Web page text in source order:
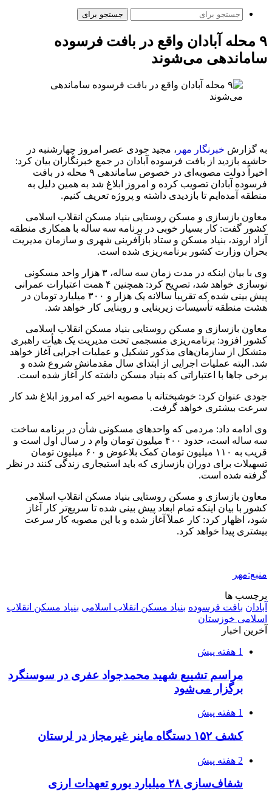
جستجو برای
۹ محله آبادان واقع در بافت فرسوده
ساماندهی می‌شوند
به گزارش خبرنگار مهر ، مجید جودی عصر امروز چهارشنبه در
حاشیه بازدید از بافت فرسوده آبادان در جمع خبرنگاران بیان کرد:
اخیراً دولت مصوبه‌ای در خصوص ساماندهی ۹ محله در بافت
فرسوده آبادان تصویب کرده و امروز ابلاغ شد به همین دلیل به
منطقه آمده‌ایم تا بازدیدی داشته و پروژه تعریف کنیم.
معاون بازسازی و مسکن روستایی بنیاد مسکن انقلاب اسلامی
کشور گفت: کار بسیار خوبی در برنامه سه ساله با همکاری منطقه
آزاد اروند، بنیاد مسکن و ستاد بازآفرینی شهری و سازمان مدیریت
بحران وزارت کشور برنامه‌ریزی شده است.
وی با بیان اینکه در مدت زمان سه ساله، ۳ هزار واحد مسکونی
نوسازی خواهد شد، تصریح کرد: همچنین ۴ همت اعتبارات عمرانی
پیش بینی شده که تقریباً سالانه یک هزار و ۳۰۰ میلیارد تومان در
هشت منطقه تأسیسات زیربنایی و روبنایی کار خواهد شد.
معاون بازسازی و مسکن روستایی بنیاد مسکن انقلاب اسلامی
کشور افزود: برنامه‌ریزی منسجمی تحت مدیریت یک هیأت راهبری
متشکل از سازمان‌های مذکور تشکیل و عملیات اجرایی آغاز خواهد
شد. البته عملیات اجرایی از ابتدای سال مقدماتش شروع شده و
برخی جاها با اعتباراتی که بنیاد مسکن داشته کار آغاز شده است.
جودی عنوان کرد: خوشبختانه با مصوبه اخیر که امروز ابلاغ شد کار
سرعت بیشتری خواهد گرفت.
وی ادامه داد: مردمی که واحدهای مسکونی شأن در برنامه ساخت
سه ساله است، حدود ۴۰۰ میلیون تومان وام
د ر سال اول است و
قریب به ۱۱۰ میلیون تومان کمک بلاعوض و ۶۰ میلیون تومان
تسهیلات برای دوران بازسازی که باید استیجاری زندگی کنند در نظر
گرفته شده است.
معاون بازسازی و مسکن روستایی بنیاد مسکن انقلاب اسلامی
کشور با بیان اینکه تمام ابعاد پیش بینی شده تا سریع‌تر کار آغاز
شود، اظهار کرد: کار عملاً آغاز شده و با این مصوبه کار سرعت
بیشتری پیدا خواهد کرد.
منبع:مهر
برچسب ها
آبادان بافت فرسوده بنیاد مسکن انقلاب اسلامی بنیاد مسکن انقلاب
اسلامی خوزستان
آخرین اخبار
1 هفته پیش
مراسم تشییع شهید محمدجواد عفری در سوسنگرد
برگزار می‌شود
1 هفته پیش
کشف ۱۵۲ دستگاه ماینر غیرمجاز در لرستان
2 هفته پیش
شفاف‌سازی ۲۸ میلیارد یورو تعهدات ارزی